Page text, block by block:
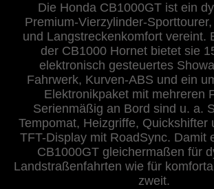
Die Honda CB1000GT ist ein
Premium-Vierzylinder-
und Langstreckenkomfort vereint.
der CB1000 Hornet bietet sie
elektronisch gesteuertes
Fahrwerk, Kurven-ABS und ein
Elektronikpaket mit mehreren
Serienmäßig an Bord sind u. a.
Tempomat, Heizgriffe, Quickshifter
TFT-Display mit RoadSync. Damit
CB1000GT gleichermaßen für
Landstraßenfahrten wie für
zweit.